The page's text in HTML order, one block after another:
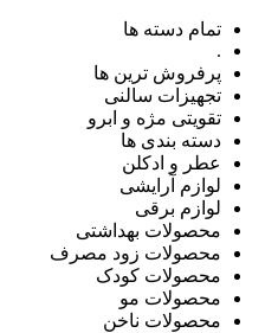
تمام دسته ها
.
پرفروش ترین ها
تجهیزات سالنی
تقویتی مژه و ابرو
دسته بندی ها
عطر و ادکلن
لوازم آرایشی
لوازم برقی
محصولات بهداشتی
محصولات زود مصرف
محصولات کودک
محصولات مو
محصولات ناخن